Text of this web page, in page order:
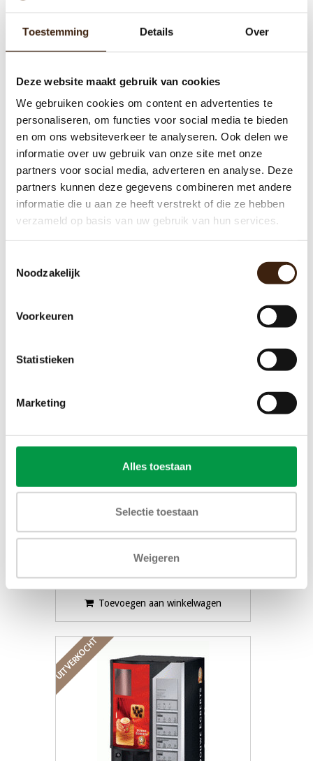
Toestemming Details Over
Deze website maakt gebruik van cookies
We gebruiken cookies om content en advertenties te
personaliseren, om functies voor social media te bieden
en om ons websiteverkeer te analyseren. Ook delen we
informatie over uw gebruik van onze site met onze
partners voor social media, adverteren en analyse. Deze
partners kunnen deze gegevens combineren met andere
informatie die u aan ze heeft verstrekt of die ze hebben
verzameld op basis van uw gebruik van hun services.
Noodzakelijk
Voorkeuren
Statistieken
Marketing
Alles toestaan
Selectie toestaan
Weigeren
UITVERKOCHT
Douwe Egberts Gallery 220
Freshbrew Gereviseerd
210/220/310/410/420
€68,00
Toevoegen aan winkelwagen
UITVERKOCHT